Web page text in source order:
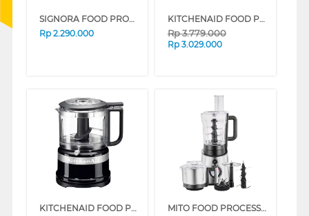
SIGNORA FOOD PROCESSOR (EXC CUBIC CUTTER) SG-1910FP_NON
Rp 2.290.000
KITCHENAID FOOD PROCESSOR 5KFP0719EIC_K
Rp3.779.000
Rp 3.029.000
KITCHENAID FOOD PROCESSOR 5KFC3516EOB MITO FOOD PROCESSOR OMNI BLADE BLENDER BL100